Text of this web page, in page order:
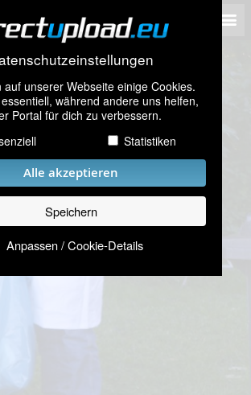
auf unserer Webseite einige Cookies.
während andere uns helfen,
Portal für dich zu verbessern.
Statistiken
Alle akzeptieren
Speichern
Anpassen / Cookie-Details